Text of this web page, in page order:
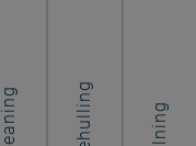
Cleaning Dehulling Kilning
Oat flakes